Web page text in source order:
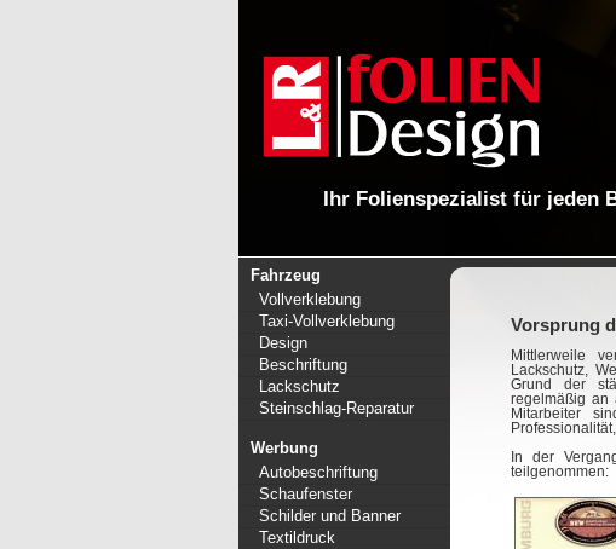
Ihr Folienspezialist für jeden
Fahrzeug
Vollverklebung
Taxi-Vollverklebung
Design
Beschriftung
Lackschutz
Steinschlag-Reparatur
Werbung
Autobeschriftung
Schaufenster
Schilder und Banner
Textildruck
Vorsprung
Mittlerweile
Lackschutz,
Grund der
regelmäßig an
Mitarbeiter
In der
teilgenommen: